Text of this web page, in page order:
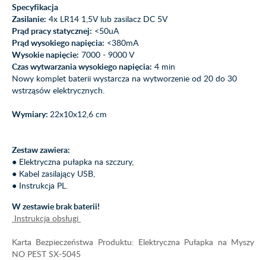
Specyfikacja
Zasilanie: 4x LR14 1,5Vlub zasilacz DC 5V
Prąd pracy statycznej: <50uA
Prąd wysokiego napięcia: <380mA
Wysokie napięcie: 7000 - 9000 V
Czas wytwarzania wysokiego napięcia: 4 min
Nowy komplet baterii wystarcza na wytworzenie od 20 do 30
wstrząsów elektrycznych.
Wymiary: 22x10x12,6 cm
Zestaw zawiera:
● Elektryczna pułapka na szczury,
● Kabel zasilający USB,
● Instrukcja PL.
W zestawie brak baterii!
Instrukcja obsługi
Karta Bezpieczeństwa Produktu: Elektryczna Pułapka na Myszy
NO PEST SX-5045